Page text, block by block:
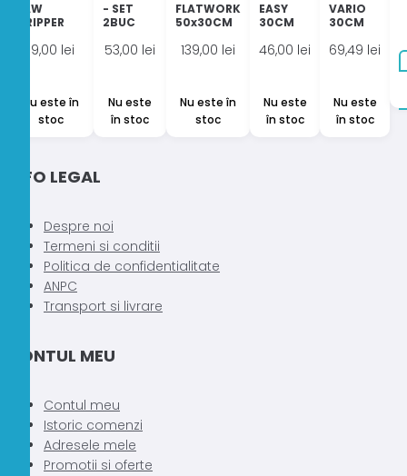
JAW
GRIPPER
19,00 lei
Nu este în
stoc
- SET
2BUC
53,00 lei
Nu este
în stoc
FLATWORK
50x30CM
139,00 lei
Nu este în
stoc
EASY
30CM
46,00 lei
Nu este
în stoc
VARIO
30CM
69,49 lei
Nu este
în stoc
INFO LEGAL
Despre noi
Termeni si conditii
Politica de confidentialitate
ANPC
Transport si livrare
CONTUL MEU
Contul meu
Istoric comenzi
Adresele mele
Promotii si oferte